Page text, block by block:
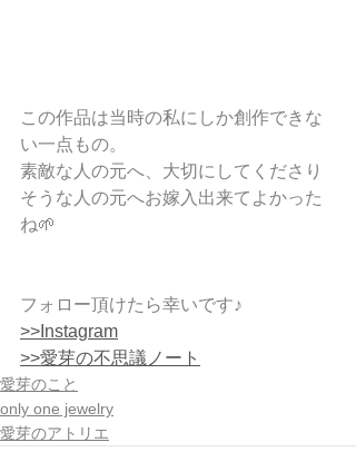
この作品は当時の私にしか創作できな
い一点もの。
素敵な人の元へ、大切にしてくださり
そうな人の元へお嫁入出来てよかった
ね🌱
フォロー頂けたら幸いです♪
>>Instagram
>>愛芽の不思議ノート
愛芽のこと
only one jewelry
愛芽のアトリエ